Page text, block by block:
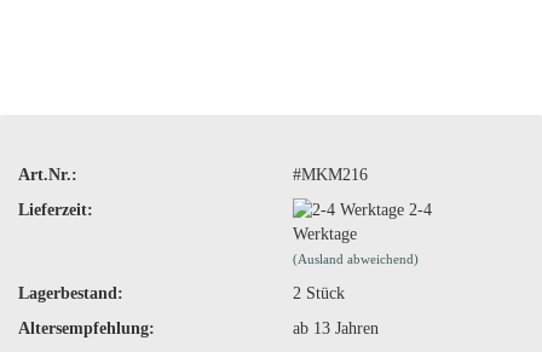
Art.Nr.:
#MKM216
Lieferzeit:
2-4
Werktage
(Ausland abweichend)
Lagerbestand: 2 Stück
Altersempfehlung:
ab 13 Jahren